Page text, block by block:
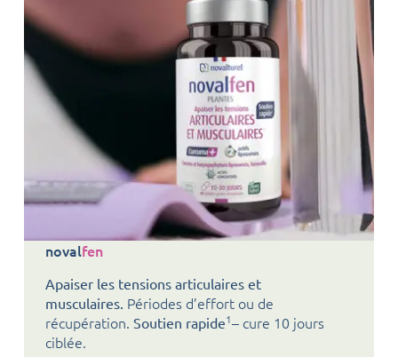
novalfen
Apaiser les tensions articulaires et
musculaires. Périodes d’effort ou de
récupération.Soutien rapide1– cure 10 jours
ciblée.